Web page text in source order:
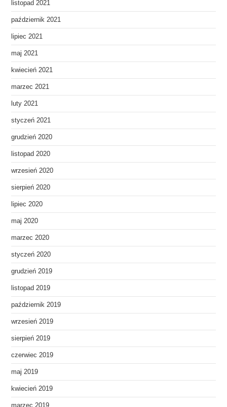
listopad 2021
październik 2021
lipiec 2021
maj 2021
kwiecień 2021
marzec 2021
luty 2021
styczeń 2021
grudzień 2020
listopad 2020
wrzesień 2020
sierpień 2020
lipiec 2020
maj 2020
marzec 2020
styczeń 2020
grudzień 2019
listopad 2019
październik 2019
wrzesień 2019
sierpień 2019
czerwiec 2019
maj 2019
kwiecień 2019
marzec 2019